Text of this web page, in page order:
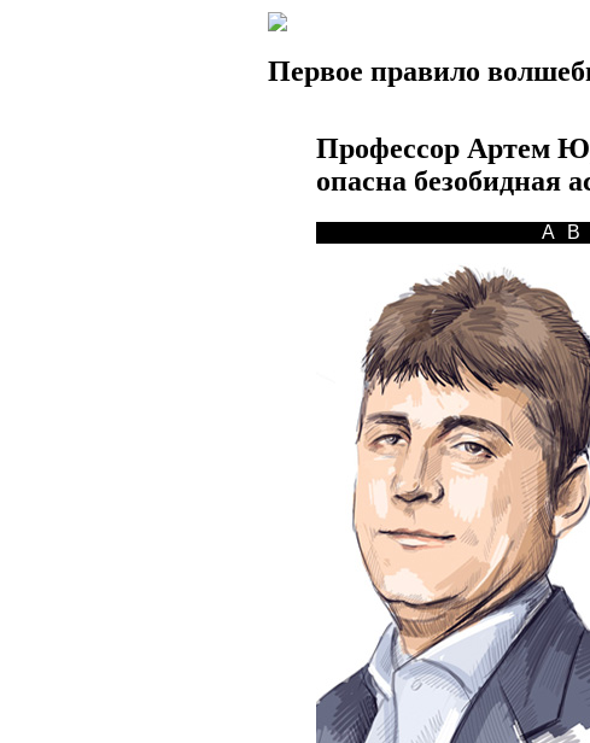
Первое правило
Профессор Артем
опасна безобидная